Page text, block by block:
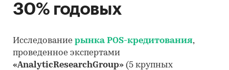
30% годовых
Исследование рынка POS-кредитования,
проведенное экспертами
«AnalyticResearchGroup» (5 крупных